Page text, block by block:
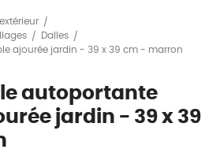
Dalles
ajourée jardin - 39 x 39 cm - marron
autoportante
jardin - 39 x 39